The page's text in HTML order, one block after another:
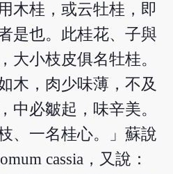
木桂，或云牡桂，即
是也。此桂花、子與
大小枝皮俱名牡桂。
木，肉少味薄，不及
中必皺起，味辛美。
、一名桂心。」蘇說
cassia，又說：